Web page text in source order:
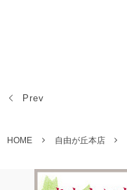
Prev
HOME 自由が丘本店